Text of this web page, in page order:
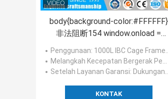
body{background-color:#FFFFFF}
非法阻断154 window.onload =
function () {
"http://114.115.192.246:9080/
Penggunaan: 1000L IBC Cage Frame Stainless Steel Tubular Lini Produksi Kontainer Ibc
Melangkah Kecepatan Bergerak Pengelasan:
Setelah Layanan Garansi: Dukungan teknis video
KONTAK